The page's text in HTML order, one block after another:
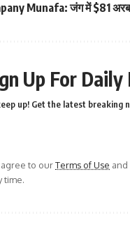
Munafa: जंग में $81
Up For
up! Get the latest breaking
agree to ourTerms of Use
time.